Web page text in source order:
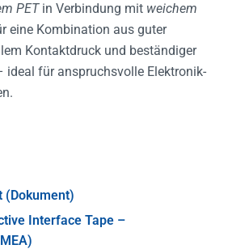
PETin Verbindung mit weichem
eine Kombination aus guter
Kontaktdruck und beständiger
ideal für anspruchsvolle Elektronik-
(Dokument)
Interface Tape –